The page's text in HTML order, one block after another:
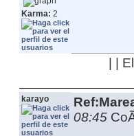
Karma: 2
| |
karayo
08:45